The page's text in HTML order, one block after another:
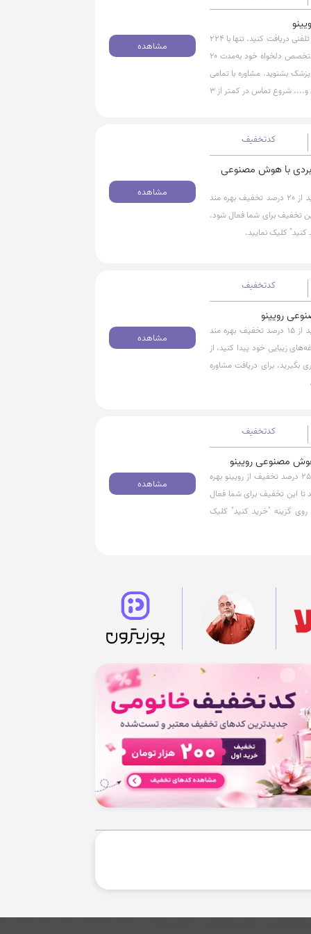
با استفاده از این کد تخفیف، ۱۰٪ تخفیف برای مشاوره آنلاین تلفنی دریافت کنید. تنها با ۲۲۴
هزار تومان (به‌جای ۲۴۹ هزار تومان)، می‌توانید با پزشک یا متخصص دلخواه خود به‌مدت ۲۰
بشنوید. مشاوره با تمامی
پزشکان و متخصصان زیبایی، پوست، مو، جراحی، دندانپزشکی و...، شروع تماس در کمتر از ۳
مشاهده
کاربردی با هوش مصنوعی
برای دریافت مشاوره زیبایی با هوش مصنوعی رویینو میتوانید از 20 درصد تخفیف بهره مند
هزار تومان باشد تا این تخفیف برای شما فعال شود.
کلیک نمایید.
کدتخفیف
مشاهده
برای دریافت مشاوره زیبایی با هوش مصنوعی رویینو میتوانید از 15 درصد تخفیف بهره مند
زیبایی خود پیدا کنید، از
برای دریافت مشاوره
کدتخفیف
مشاهده
برای استفاده از خدمات مشاوره زیبایی تخصصی میتوانید از 25 درصد تخفیف از رویینو بهره
حداقل ۱40 هزار تومان باشد تا این تخفیف برای شما فعال
گزینه "خرید کنید" کلیک
کدتخفیف
مشاهده